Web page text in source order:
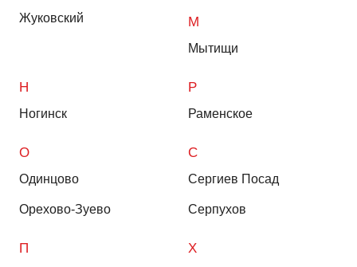
Жуковский М
Мытищи
Н
Ногинск
О
Одинцово
Орехово-Зуево
П
Р
Раменское
С
Сергиев Посад
Серпухов
Х